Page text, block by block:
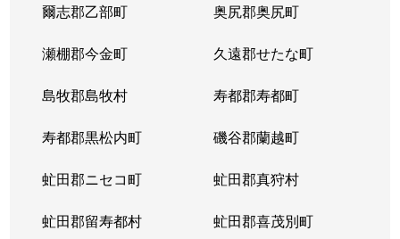
爾志郡乙部町 奥尻郡奥尻町
瀬棚郡今金町 久遠郡せたな町
島牧郡島牧村 寿都郡寿都町
寿都郡黒松内町 磯谷郡蘭越町
虻田郡ニセコ町 虻田郡真狩村
虻田郡留寿都村 虻田郡喜茂別町